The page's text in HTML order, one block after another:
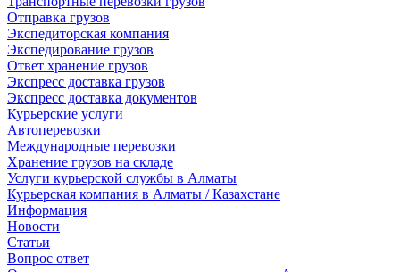
Отправка грузов
Экспедиторская компания
Экспедирование грузов
Ответ хранение грузов
Экспресс доставка грузов
Экспресс доставка документов
Курьерские услуги
Автоперевозки
Международные перевозки
Хранение грузов на складе
Услуги курьерской службы в Алматы
Курьерская компания в Алматы / Казахстане
Информация
Новости
Статьи
Вопрос ответ